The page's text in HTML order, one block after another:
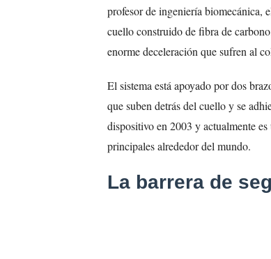
profesor de ingeniería biomecánica,
cuello construido de fibra de
enorme deceleración que sufren al
El sistema está apoyado por dos
que suben detrás del cuello y se
dispositivo en 2003 y actualmente
principales alrededor del mundo.
La barrera de